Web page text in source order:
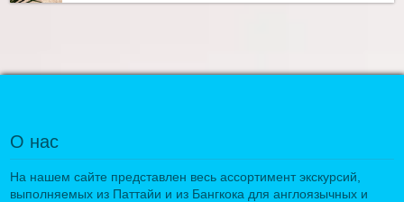
О нас
На нашем сайте представлен весь ассортимент экскурсий,
выполняемых из Паттайи и из Бангкока для англоязычных и